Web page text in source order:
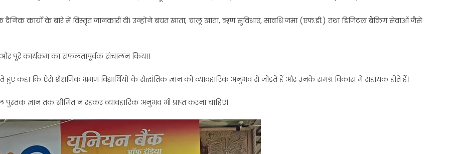
कार्यों के बारे में विस्तृत जानकारी दी। उन्होंने बचत खाता, चालू खाता, ऋण सुविधाएं, सावधि जमा (एफ.डी.) तथा डिजिटल बैंकिंग सेवाओं जैसे
और पूरे कार्यक्रम का सफलतापूर्वक संचालन किया।
हुए कहा कि ऐसे शैक्षणिक भ्रमण विद्यार्थियों के सैद्धांतिक ज्ञान को व्यावहारिक अनुभव से जोड़ते हैं और उनके समग्र विकास में सहायक होते हैं।
पुस्तक ज्ञान तक सीमित न रहकर व्यावहारिक अनुभव भी प्राप्त करना चाहिए।